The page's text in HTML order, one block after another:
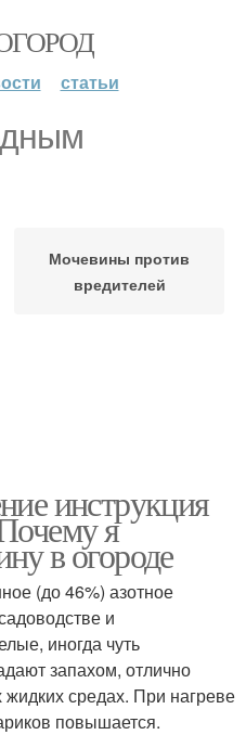
статьи
Мочевины против
вредителей
инструкция
я
в огороде
(до 46%) азотное
и
иногда чуть
запахом, отлично
средах. При нагреве
повышается.